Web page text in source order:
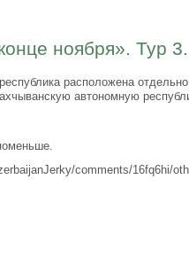
ноября». Тур
расположена
автономную
comments/16fq6hi/